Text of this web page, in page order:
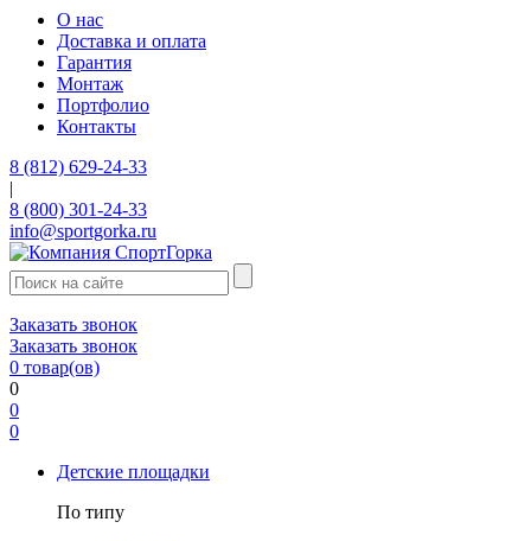
О нас
Доставка и оплата
Гарантия
Монтаж
Портфолио
Контакты
8 (812) 629-24-33
|
8 (800) 301-24-33
info@sportgorka.ru
Заказать звонок
Заказать звонок
0 товар(ов)
0
0
0
Детские площадки
По типу